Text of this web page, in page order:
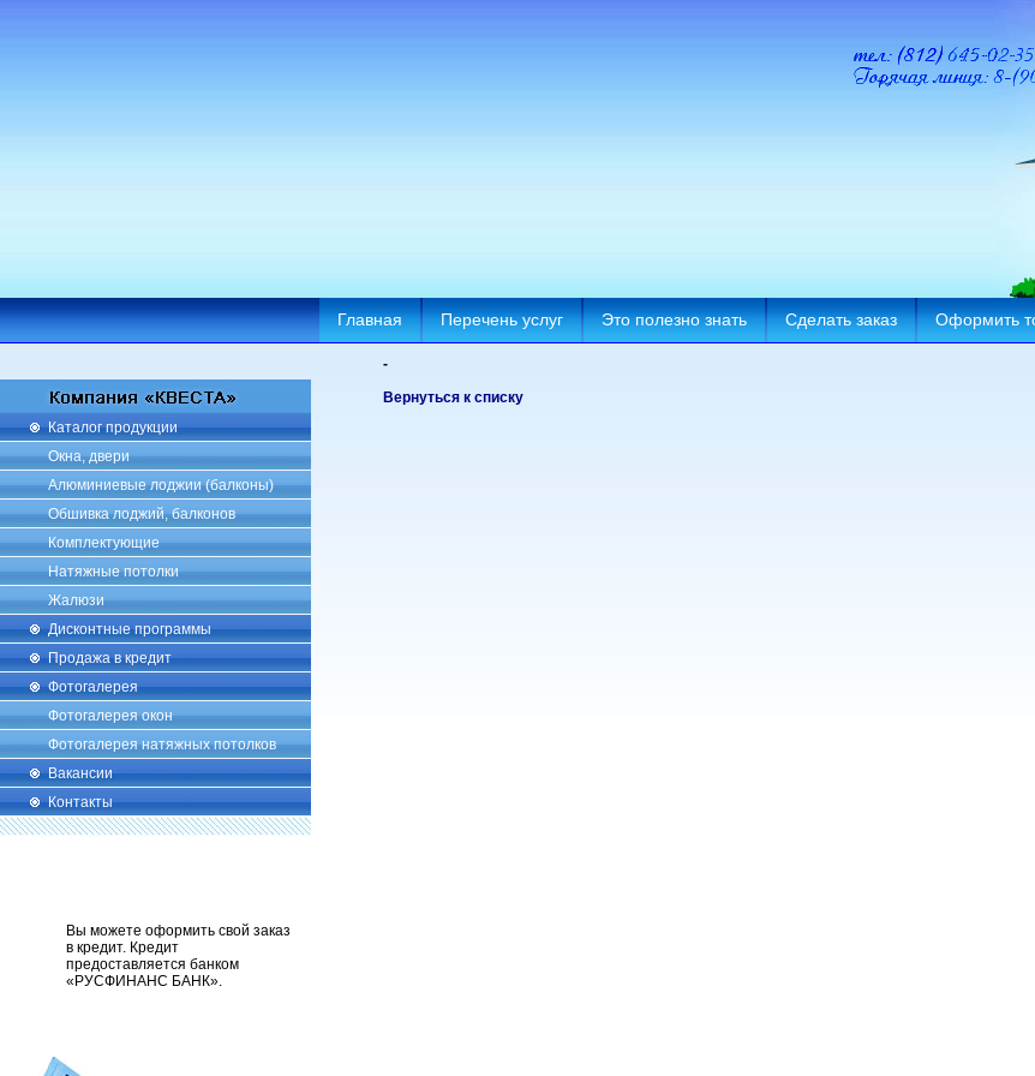
Главная Перечень услуг Это полезно знать Сделать заказ Оформить
Каталог продукции
Окна, двери
Алюминиевые лоджии (балконы)
Обшивка лоджий, балконов
Комплектующие
Натяжные потолки
Жалюзи
Дисконтные программы
Продажа в кредит
Фотогалерея
Фотогалерея окон
Фотогалерея натяжных потолков
Вакансии
Контакты
Вы можете оформить свой заказ
в кредит. Кредит
предоставляется банком
«РУСФИНАНС БАНК».
-
Вернуться к списку